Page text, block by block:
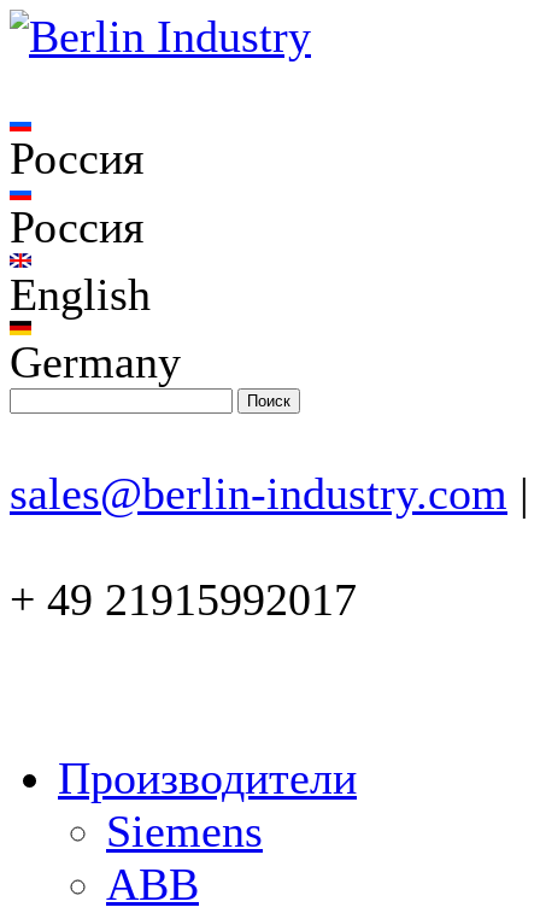
Россия
Россия
English
Germany
sales@berlin-industry.com |
+ 49 21915992017
Производители
Siemens
ABB